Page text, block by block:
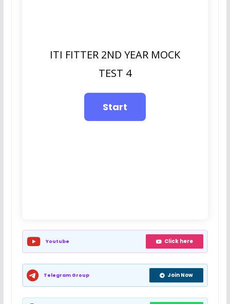
ITI FITTER 2ND YEAR MOCK
TEST 4
Youtube Click here
Telegram Group Join Now